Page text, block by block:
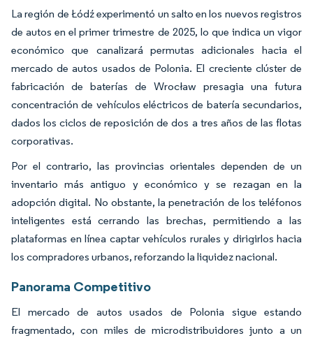
La región de Łódź experimentó un salto en los nuevos registros
de autos en el primer trimestre de 2025, lo que indica un vigor
económico que canalizará permutas adicionales hacia el
mercado de autos usados de Polonia. El creciente clúster de
fabricación de baterías de Wrocław presagia una futura
concentración de vehículos eléctricos de batería secundarios,
dados los ciclos de reposición de dos a tres años de las flotas
corporativas.
Por el contrario, las provincias orientales dependen de un
inventario más antiguo y económico y se rezagan en la
adopción digital. No obstante, la penetración de los teléfonos
inteligentes está cerrando las brechas, permitiendo a las
plataformas en línea captar vehículos rurales y dirigirlos hacia
los compradores urbanos, reforzando la liquidez nacional.
Panorama Competitivo
El mercado de autos usados de Polonia sigue estando
fragmentado, con miles de microdistribuidores junto a un